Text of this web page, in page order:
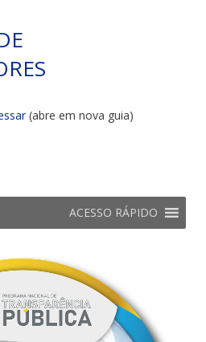
(abre em nova guia)
ACESSO RÁPIDO